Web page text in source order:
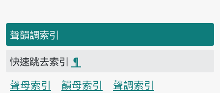
聲韻調索引
快速跳去索引 ¶
聲母索引
韻母索引
聲調索引